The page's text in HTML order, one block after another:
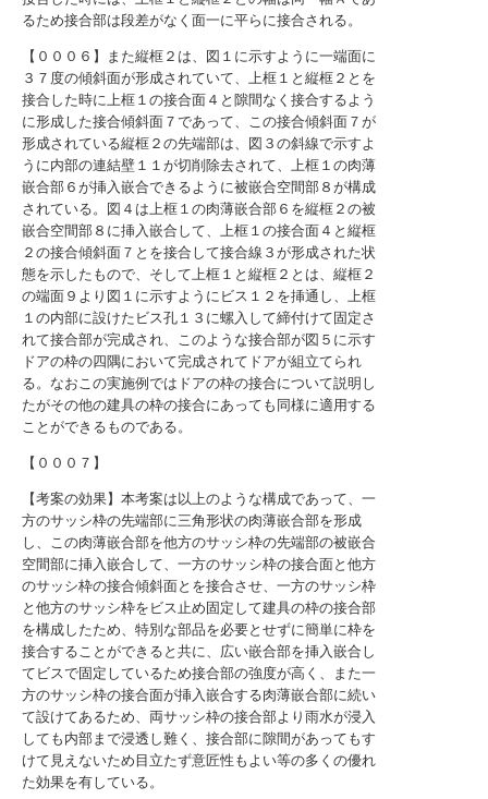
るため接合部は段差がなく面一に平らに接合される。
【０００６】また縦框２は、図１に示すように一端面に
３７度の傾斜面が形成されていて、上框１と縦框２とを
接合した時に上框１の接合面４と隙間なく接合するよう
に形成した接合傾斜面７であって、この接合傾斜面７が
形成されている縦框２の先端部は、図３の斜線で示すよ
うに内部の連結壁１１が切削除去されて、上框１の肉薄
嵌合部６が挿入嵌合できるように被嵌合空間部８が構成
されている。図４は上框１の肉薄嵌合部６を縦框２の被
嵌合空間部８に挿入嵌合して、上框１の接合面４と縦框
２の接合傾斜面７とを接合して接合線３が形成された状
態を示したもので、そして上框１と縦框２とは、縦框２
の端面９より図１に示すようにビス１２を挿通し、上框
１の内部に設けたビス孔１３に螺入して締付けて固定さ
れて接合部が完成され、このような接合部が図５に示す
ドアの枠の四隅において完成されてドアが組立てられ
る。なおこの実施例ではドアの枠の接合について説明し
たがその他の建具の枠の接合にあっても同様に適用する
ことができるものである。
【０００７】
【考案の効果】本考案は以上のような構成であって、一
方のサッシ枠の先端部に三角形状の肉薄嵌合部を形成
し、この肉薄嵌合部を他方のサッシ枠の先端部の被嵌合
空間部に挿入嵌合して、一方のサッシ枠の接合面と他方
のサッシ枠の接合傾斜面とを接合させ、一方のサッシ枠
と他方のサッシ枠をビス止め固定して建具の枠の接合部
を構成したため、特別な部品を必要とせずに簡単に枠を
接合することができると共に、広い嵌合部を挿入嵌合し
てビスで固定しているため接合部の強度が高く、また一
方のサッシ枠の接合面が挿入嵌合する肉薄嵌合部に続い
て設けてあるため、両サッシ枠の接合部より雨水が浸入
しても内部まで浸透し難く、接合部に隙間があってもす
けて見えないため目立たず意匠性もよい等の多くの優れ
た効果を有している。